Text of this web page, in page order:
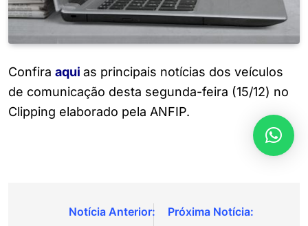
Confira aqui as principais notícias dos veículos
de comunicação desta segunda-feira (15/12) no
Clipping elaborado pela ANFIP.
Navegação